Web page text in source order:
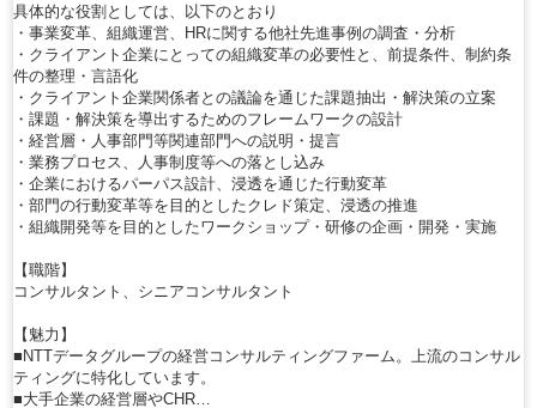
具体的な役割としては、以下のとおり
・事業変革、組織運営、HRに関する他社先進事例の調査・分析
・クライアント企業にとっての組織変革の必要性と、前提条件、制約条
件の整理・言語化
・クライアント企業関係者との議論を通じた課題抽出・解決策の立案
・課題・解決策を導出するためのフレームワークの設計
・経営層・人事部門等関連部門への説明・提言
・業務プロセス、人事制度等への落とし込み
・企業におけるパーパス設計、浸透を通じた行動変革
・部門の行動変革等を目的としたクレド策定、浸透の推進
・組織開発等を目的としたワークショップ・研修の企画・開発・実施
【職階】
コンサルタント、シニアコンサルタント
【魅力】
■NTTデータグループの経営コンサルティングファーム。上流のコンサル
ティングに特化しています。
■大手企業の経営層やCHR…